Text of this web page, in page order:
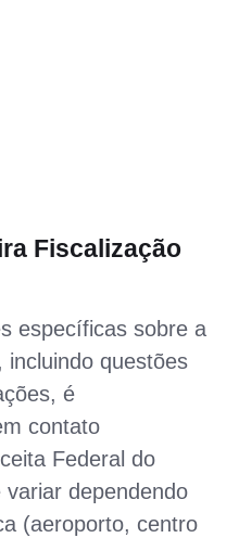
Fiscalização
específicas sobre a
incluindo questões
é
contato
Federal do
dependendo
(aeroporto, centro